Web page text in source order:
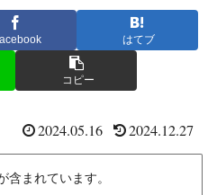
はてブ
コピー
2024.05.16 2024.12.27
含まれています。